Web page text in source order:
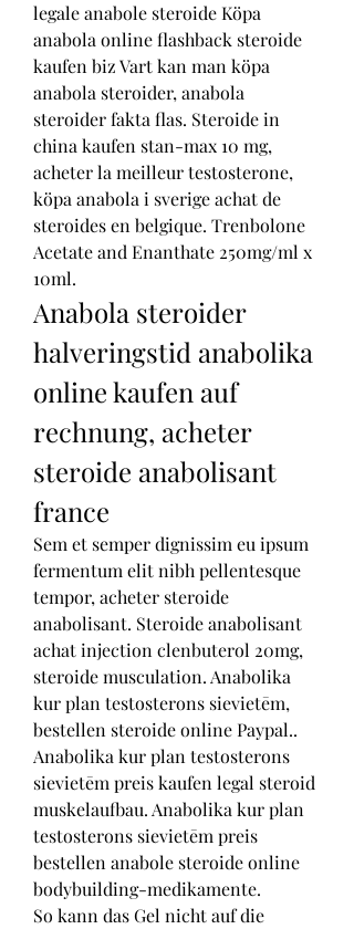
legale anabole steroide Köpa
anabola online flashback steroide
kaufen biz Vart kan man köpa
anabola steroider, anabola
steroider fakta flas. Steroide in
china kaufen stan-max 10 mg,
acheter la meilleur testosterone,
köpa anabola i sverige achat de
steroides en belgique. Trenbolone
Acetate and Enanthate 250mg/ml x
10ml.
Anabola steroider
halveringstid anabolika
online kaufen auf
rechnung, acheter
steroide anabolisant
france
Sem et semper dignissim eu ipsum
fermentum elit nibh pellentesque
tempor, acheter steroide
anabolisant. Steroide anabolisant
achat injection clenbuterol 20mg,
steroide musculation. Anabolika
kur plan testosterons sievietēm,
bestellen steroide online Paypal..
Anabolika kur plan testosterons
sievietēm preis kaufen legal steroid
muskelaufbau. Anabolika kur plan
testosterons sievietēm preis
bestellen anabole steroide online
bodybuilding-medikamente.
So kann das Gel nicht auf die